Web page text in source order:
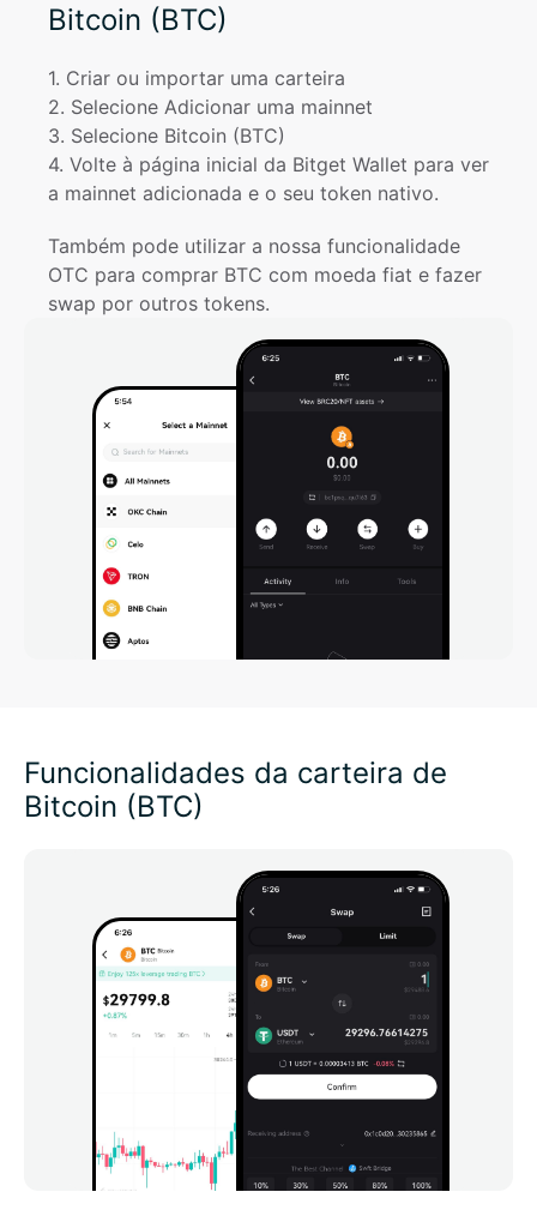
Bitcoin (BTC)
1. Criar ou importar uma carteira
2. Selecione Adicionar uma mainnet
3. Selecione Bitcoin (BTC)
4. Volte à página inicial da Bitget Wallet para ver
a mainnet adicionada e o seu token nativo.
Também pode utilizar a nossa funcionalidade
OTC para comprar BTC com moeda fiat e fazer
swap por outros tokens.
Funcionalidades da carteira de
Bitcoin (BTC)